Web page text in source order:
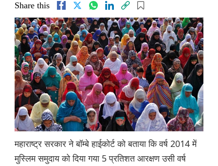
Share this
महाराष्ट्र सरकार ने बॉम्बे हाईकोर्ट को बताया कि वर्ष 2014 में
मुस्लिम समुदाय को दिया गया 5 प्रतिशत आरक्षण उसी वर्ष